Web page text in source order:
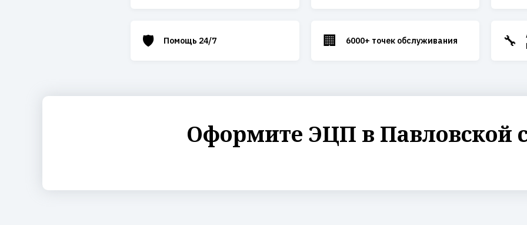
🛡️ Помощь 24/7 🏢 6000+ точек обслуживания 🔧
Оформите ЭЦП в Павловской